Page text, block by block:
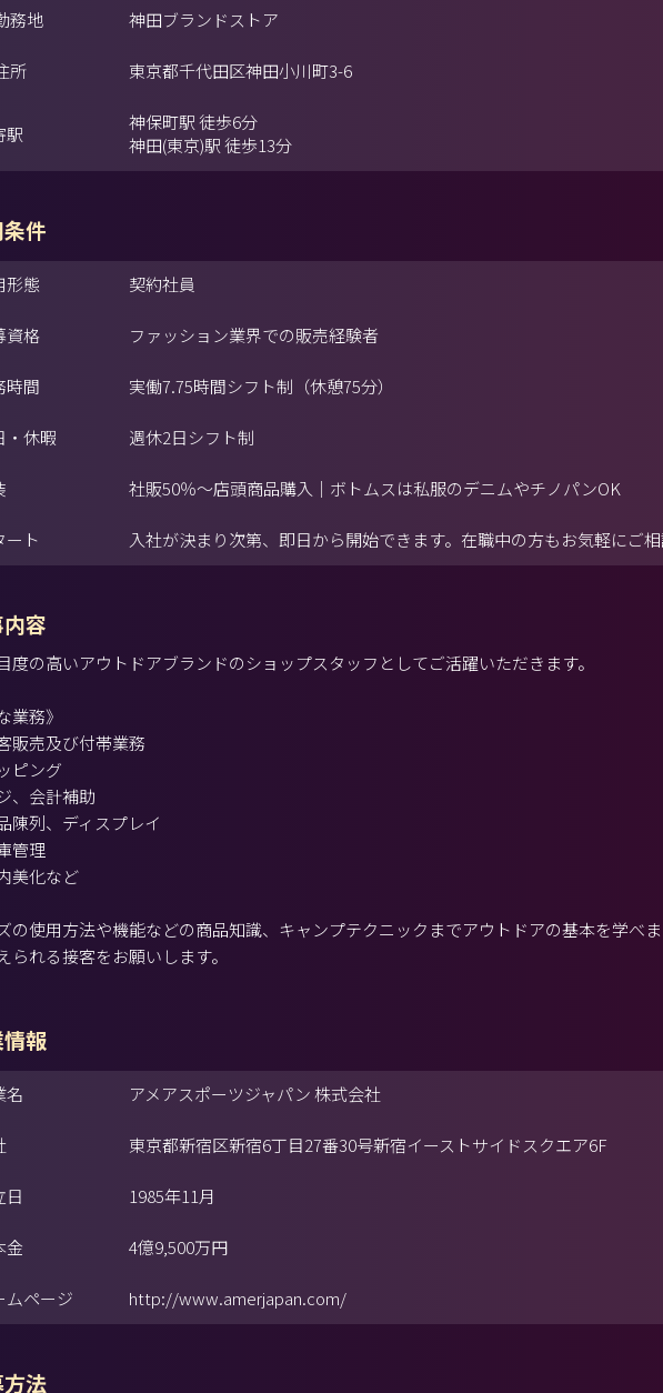
務地 神田ブランドストア
所 東京都千代田区神田小川町3-6
駅
神保町駅 徒歩6分
神田(東京)駅 徒歩13分
件
形態 契約社員
資格 ファッション業界での販売経験者
時間 実働7.75時間シフト制（休憩75分）
・休暇 週休2日シフト制
社販50％～店頭商品購入｜ボトムスは私服のデニムやチノパンOK
ート 入社が決まり次第、即日から開始できます。在職中の方もお気軽にご
容
度の高いアウトドアブランドのショップスタッフとしてご活躍いただきます。
業務》
販売及び付帯業務
ピング
、会計補助
陳列、ディスプレイ
管理
美化など
の使用方法や機能などの商品知識、キャンプテクニックまでアウトドアの基本を学べ
られる接客をお願いします。
報
名 アメアスポーツジャパン 株式会社
東京都新宿区新宿6丁目27番30号新宿イーストサイドスクエア6F
日 1985年11月
金 4億9,500万円
ムページ http://www.amerjapan.com/
法